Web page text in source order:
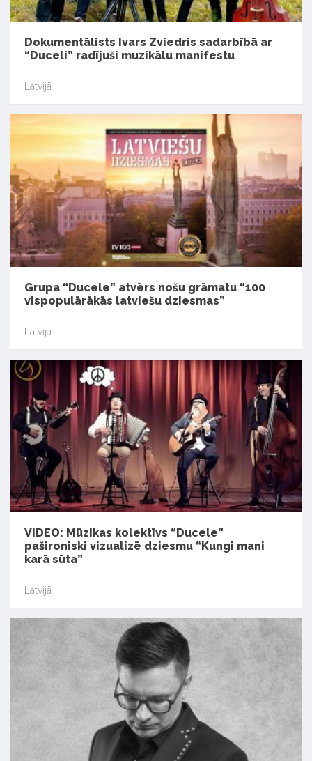
Dokumentālists Ivars Zviedris sadarbībā ar
“Duceli” radījuši muzikālu manifestu
Latvijā
Grupa “Ducele” atvērs nošu grāmatu “100
vispopulārākās latviešu dziesmas”
Latvijā
VIDEO: Mūzikas kolektīvs “Ducele”
pašironiski vizualizē dziesmu “Kungi mani
karā sūta”
Latvijā